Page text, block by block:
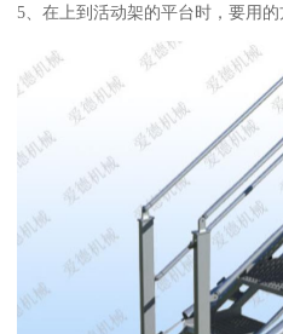
5、在上到活动架的平台时，要用的